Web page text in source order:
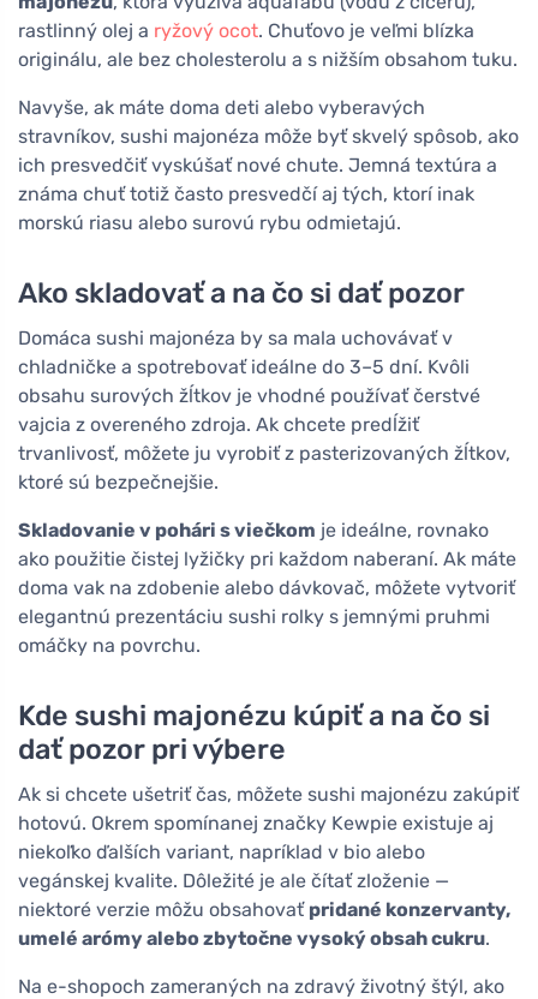
rastlinný olej a ryžový ocot. Chuťovo je veľmi blízka
originálu, ale bez cholesterolu a s nižším obsahom tuku.
Navyše, ak máte doma deti alebo vyberavých
stravníkov, sushi majonéza môže byť skvelý spôsob, ako
ich presvedčiť vyskúšať nové chute. Jemná textúra a
známa chuť totiž často presvedčí aj tých, ktorí inak
morskú riasu alebo surovú rybu odmietajú.
Ako skladovať a na čo si dať pozor
Domáca sushi majonéza by sa mala uchovávať v
chladničke a spotrebovať ideálne do 3–5 dní. Kvôli
obsahu surových žĺtkov je vhodné používať čerstvé
vajcia z overeného zdroja. Ak chcete predĺžiť
trvanlivosť, môžete ju vyrobiť z pasterizovaných žĺtkov,
ktoré sú bezpečnejšie.
Skladovanie v pohári s viečkom je ideálne, rovnako
ako použitie čistej lyžičky pri každom naberaní. Ak máte
doma vak na zdobenie alebo dávkovač, môžete vytvoriť
elegantnú prezentáciu sushi rolky s jemnými pruhmi
omáčky na povrchu.
Kde sushi majonézu kúpiť a na čo si
dať pozor pri výbere
Ak si chcete ušetriť čas, môžete sushi majonézu zakúpiť
hotovú. Okrem spomínanej značky Kewpie existuje aj
niekoľko ďalších variant, napríklad v bio alebo
vegánskej kvalite. Dôležité je ale čítať zloženie —
niektoré verzie môžu obsahovať pridané konzervanty,
umelé arómy alebo zbytočne vysoký obsah cukru.
Na e-shopoch zameraných na zdravý životný štýl, ako